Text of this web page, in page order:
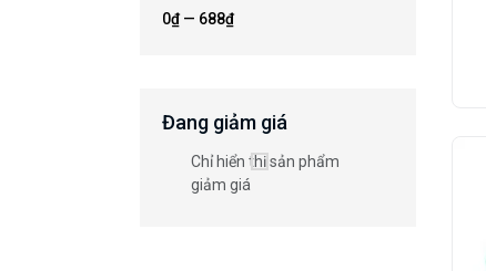
0₫— 688₫
Đang giảm giá
Chỉ hiển thị sản phẩm
giảm giá